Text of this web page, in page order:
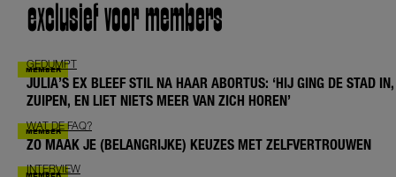
exclusief voor members
GEDUMPT
JULIA’S EX BLEEF STIL NA HAAR ABORTUS: ‘HIJ GING DE STAD IN,
ZUIPEN, EN LIET NIETS MEER VAN ZICH HOREN’
WAT DE FAQ?
ZO MAAK JE (BELANGRIJKE) KEUZES MET ZELFVERTROUWEN
INTERVIEW